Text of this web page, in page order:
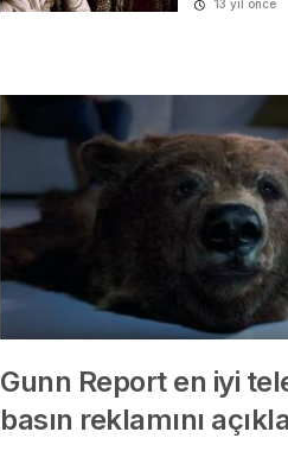
13 yıl önce
Gunn Report en iyi
basın reklamını